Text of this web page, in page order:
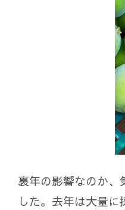
裏年の影響なのか、
した。去年は大量に